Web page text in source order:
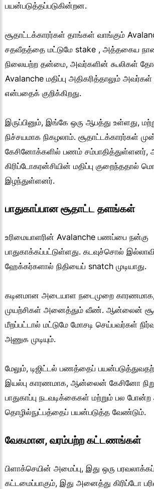
பயன்படுத்தப்படுகின்றன.
சூதாட்டக்காரர்கள் தாங்கள் வாங்கும்
சதவீதத்தை மட்டுமே stake , அத்தகைய
நிலையற்ற தன்மை, அவர்களின் கூலிகள்
Avalanche மதிப்பு அதிகரித்தாலும்
என்பதைக் குறிக்கிறது.
இருப்பினும், இங்கே ஒரு ஆபத்து உள்ளது,
நிச்சயமாக நிகழலாம். சூதாட்டக்காரர்கள்
கேசினோக்களில் பணம்
கிரிப்டோகரன்சியின் மதிப்பு
இழந்துள்ளனர்.
பாதுகாப்பான சூதாட்ட தளங்கள்
உரிமையாளரின் Avalanche பணப்பை நன்கு
பாதுகாக்கப்பட்டுள்ளது. கடவுச்சொல்
ஹேக்கர்களால் நிதியைப் snatch முடியாது.
கடினமான அடையாள நடைமுறை
முயற்சிகள் அனைத்தும் வீண். ஆன்லைன்
மீறப்பட்டால் மட்டுமே மோசடி செய்பவர்கள்
அணுக முடியும்.
மேலும், டிஜிட்டல் பணத்தைப்
இயல்பு காரணமாக, ஆன்லைன் கேசினோ
பாதுகாப்பு நடவடிக்கைகள் மற்றும் பல
தொழில்நுட்பத்தைப் பயன்படுத்த வேண்டும்.
வேகமான, வரம்பற்ற கட்டணங்கள்
பிளாக்செயின் அமைப்பு, இது ஒரு
கட்டமைப்பாகும், இது அனைத்து கிரிப்டோ